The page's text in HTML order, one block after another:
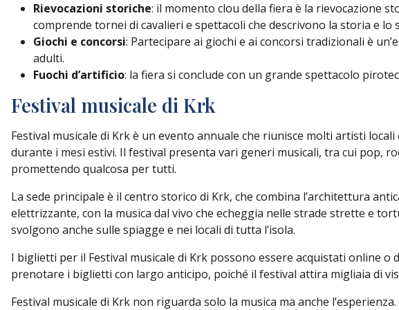
Rievocazioni storiche: il momento clou della fiera è la rievocazione
comprende tornei di cavalieri e spettacoli che descrivono la storia e lo
Giochi e concorsi: Partecipare ai giochi e ai concorsi tradizionali è
adulti.
Fuochi d’artificio: la fiera si conclude con un grande spettacolo
Festival musicale di Krk
Festival musicale di Krk è un evento annuale che riunisce molti artisti
durante i mesi estivi. Il festival presenta vari generi musicali, tra cui pop,
promettendo qualcosa per tutti.
La sede principale è il centro storico di Krk, che combina l’architettura
elettrizzante, con la musica dal vivo che echeggia nelle strade strette e
svolgono anche sulle spiagge e nei locali di tutta l’isola.
I biglietti per il Festival musicale di Krk possono essere acquistati online o
prenotare i biglietti con largo anticipo, poiché il festival attira migliaia di
Festival musicale di Krk non riguarda solo la musica ma anche